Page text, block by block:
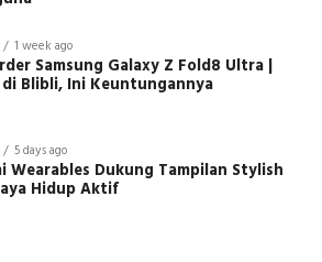
1 week ago
Samsung Galaxy Z Fold8 Ultra |
Blibli, Ini Keuntungannya
5 days ago
Wearables Dukung Tampilan Stylish
Hidup Aktif